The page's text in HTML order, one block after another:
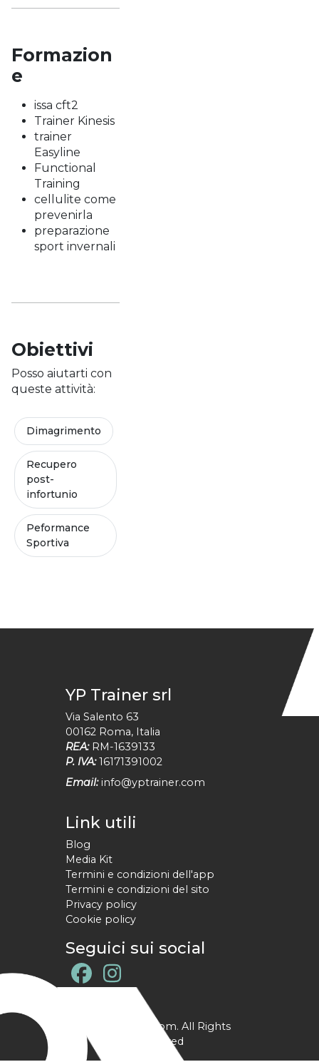
Formazion
e
issa cft2
Trainer Kinesis
trainer
Easyline
Functional
Training
cellulite come
prevenirla
preparazione
sport invernali
Obiettivi
Posso aiutarti con
queste attività:
Dimagrimento
Recupero
post-
infortunio
Peformance
Sportiva
YP Trainer srl
Via Salento 63
00162 Roma, Italia
REA: RM-1639133
P. IVA: 16171391002
Email: info@yptrainer.com
Link utili
Blog
Media Kit
Termini e condizioni dell'app
Termini e condizioni del sito
Privacy policy
Cookie policy
Seguici sui social
@ YPtrainer.com. All Rights
Reserved